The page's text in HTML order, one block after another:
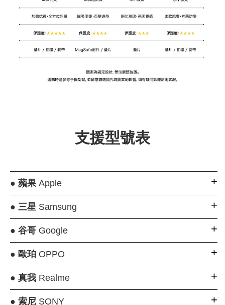
支援型號表
● 蘋果Apple
● 三星Samsung
● 谷哥Google
● 歐珀OPPO
● 真我Realme
● 索尼SONY